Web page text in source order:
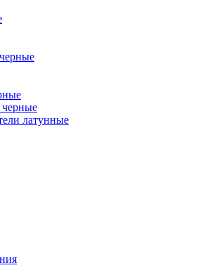
латунные